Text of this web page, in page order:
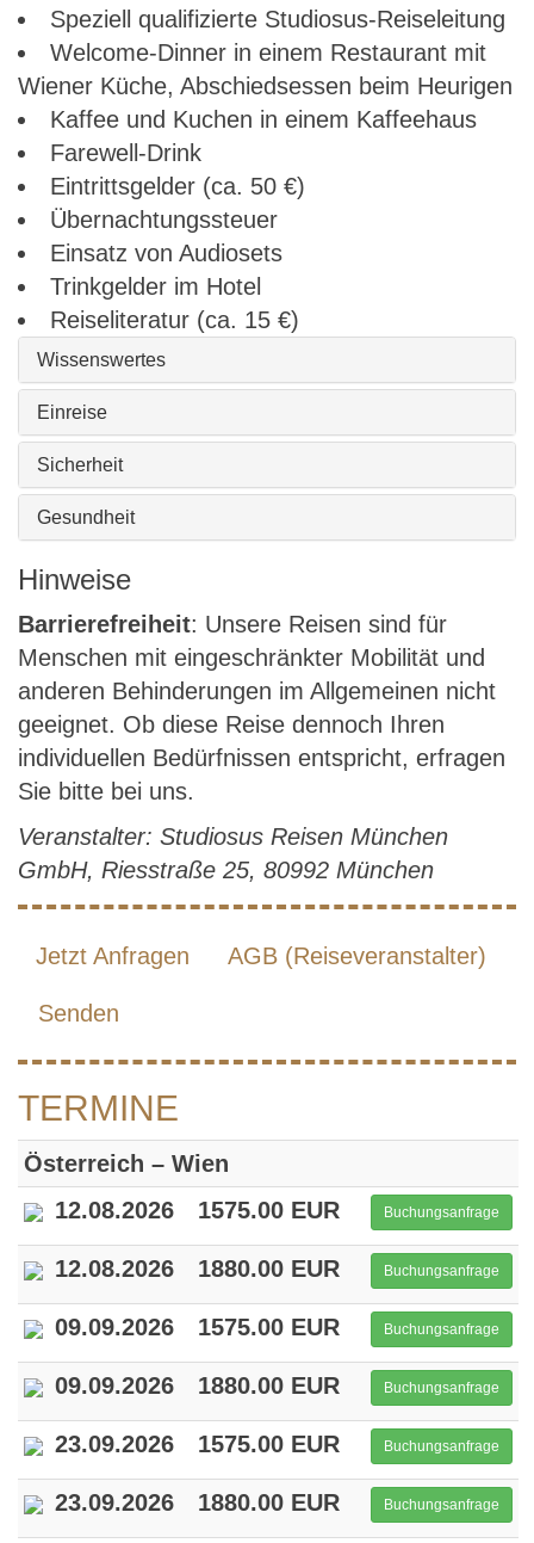
Speziell qualifizierte Studiosus-Reiseleitung
Welcome-Dinner in einem Restaurant mit
Wiener Küche, Abschiedsessen beim Heurigen
Kaffee und Kuchen in einem Kaffeehaus
Farewell-Drink
Eintrittsgelder (ca. 50 €)
Übernachtungssteuer
Einsatz von Audiosets
Trinkgelder im Hotel
Reiseliteratur (ca. 15 €)
Wissenswertes
Einreise
Sicherheit
Gesundheit
Hinweise
Barrierefreiheit: Unsere Reisen sind für
Menschen mit eingeschränkter Mobilität und
anderen Behinderungen im Allgemeinen nicht
geeignet. Ob diese Reise dennoch Ihren
individuellen Bedürfnissen entspricht, erfragen
Sie bitte bei uns.
Veranstalter: Studiosus Reisen München
GmbH, Riesstraße 25, 80992 München
Jetzt Anfragen AGB (Reiseveranstalter)
Senden
TERMINE
Österreich – Wien
12.08.2026
1575.00 EUR Buchungsanfrage
12.08.2026 1880.00 EUR Buchungsanfrage
09.09.2026 1575.00 EUR Buchungsanfrage
09.09.2026 1880.00 EUR Buchungsanfrage
23.09.2026 1575.00 EUR Buchungsanfrage
23.09.2026 1880.00 EUR Buchungsanfrage